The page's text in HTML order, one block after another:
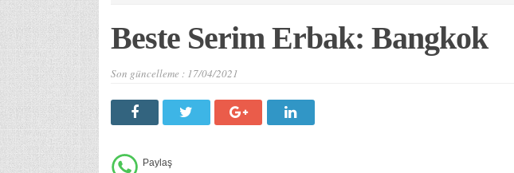
Beste Serim Erbak: Bangkok
Son güncelleme : 17/04/2021